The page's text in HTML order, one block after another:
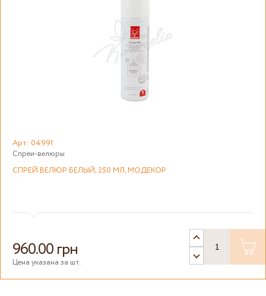
Арт: 04991
Спреи-велюры
СПРЕЙ ВЕЛЮР БЕЛЫЙ, 250 МЛ, МОДЕКОР
960.00 грн
Цена указана за шт.